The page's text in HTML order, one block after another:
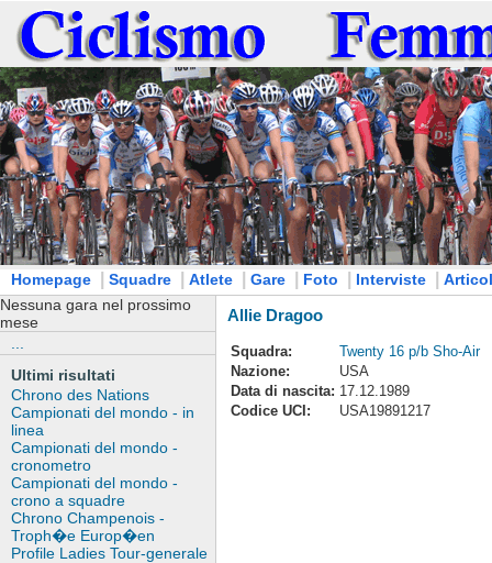
Homepage Squadre Atlete Gare Foto Interviste
Nessuna gara nel prossimo
mese
Ultimi risultati
Chrono des Nations
Campionati del mondo - in
linea
Campionati del mondo -
cronometro
Campionati del mondo -
crono a squadre
Chrono Champenois -
Troph�e Europ�en
Profile Ladies Tour-generale
Allie Dragoo
Squadra:
Twenty 16 p/b Sho-Air
Nazione:
USA
Data di nascita: 17.12.1989
Codice UCI:
USA19891217